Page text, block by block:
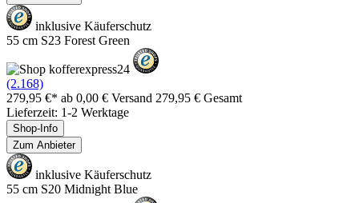
inklusive Käuferschutz
55 cm S23 Forest Green
(2.168)
279,95 €* ab 0,00 € Versand 279,95 € Gesamt
Lieferzeit: 1-2 Werktage
Shop-Info
Zum Anbieter
inklusive Käuferschutz
55 cm S20 Midnight Blue